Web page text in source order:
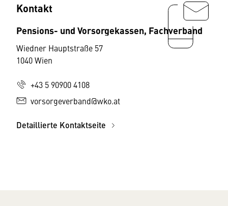
Kontakt
Pensions- und Vorsorgekassen, Fachverband
Wiedner Hauptstraße 57
1040 Wien
+43 5 90900 4108
vorsorgeverband@wko.at
Detaillierte Kontaktseite